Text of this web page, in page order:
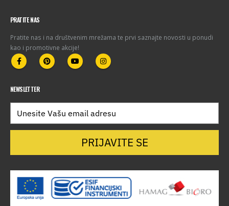
PRATITE NAS
Pratite nas i na društvenim mrežama te prvi saznajte novosti u ponudi
kao i promotivne akcije!
NEWSLETTER
PRIJAVITE SE